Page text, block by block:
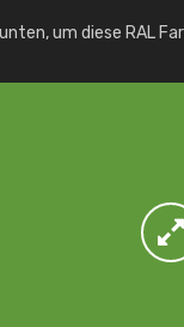
um diese RAL